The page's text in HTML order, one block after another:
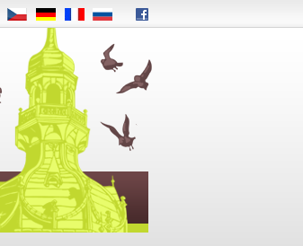
CS DE RU